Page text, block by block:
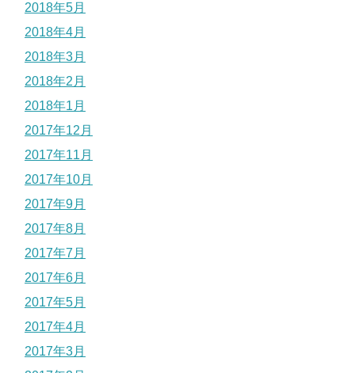
2018年5月
2018年4月
2018年3月
2018年2月
2018年1月
2017年12月
2017年11月
2017年10月
2017年9月
2017年8月
2017年7月
2017年6月
2017年5月
2017年4月
2017年3月